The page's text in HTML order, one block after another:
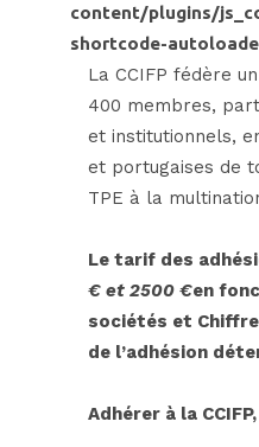
content/plugins/
shortcode-
La CCIFP fédère
400 membres,
et institutionnels,
et portugaises de
TPE à la
Le tarif des
€ et 2500 €en
sociétés et Chiffre
de l’adhésion
Adhérer à la CC